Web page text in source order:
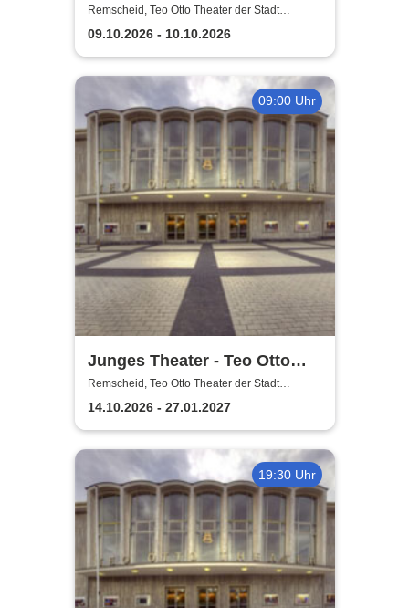
Theater der Stadt Remscheid
Remscheid, Teo Otto Theater der Stadt
Remscheid
09.10.2026 - 10.10.2026
09:00 Uhr
Junges Theater - Teo Otto
Theater der Stadt Remscheid
Remscheid, Teo Otto Theater der Stadt
Remscheid
14.10.2026 - 27.01.2027
19:30 Uhr